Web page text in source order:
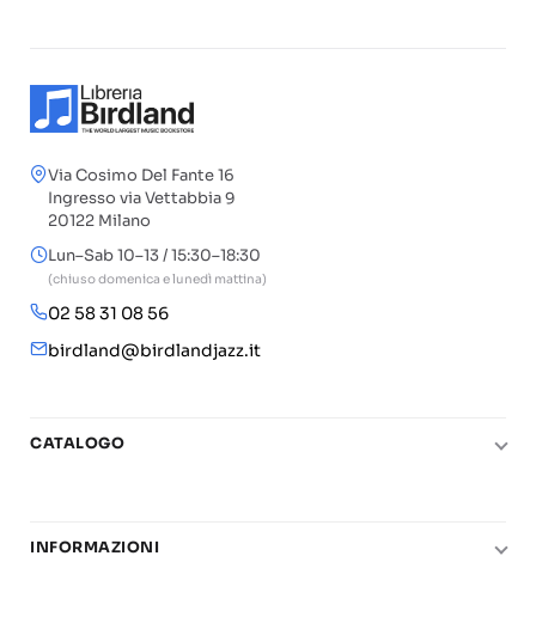
Via Cosimo Del Fante 16
Ingresso via Vettabbia 9
20122 Milano
Lun–Sab 10–13 / 15:30–18:30
(chiuso domenica e lunedì mattina)
02 58 31 08 56
birdland@birdlandjazz.it
CATALOGO
Chitarra
INFORMAZIONI